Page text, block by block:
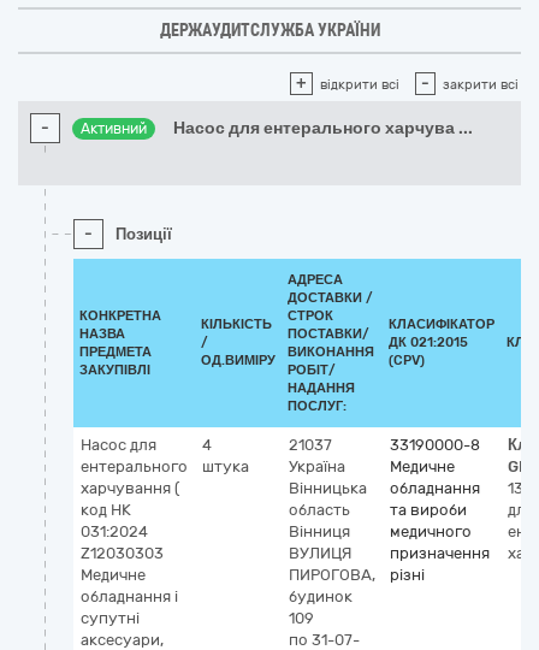
ДЕРЖАУДИТСЛУЖБА УКРАЇНИ
+ відкрити всі - закрити всі
- Активний Насос для ентерального харчува ...
- Позиції
КОНКРЕТНА
НАЗВА
ПРЕДМЕТА
ЗАКУПІВЛІ
КІЛЬКІСТЬ
/
ОД.ВИМІРУ
АДРЕСА
ДОСТАВКИ /
СТРОК
ПОСТАВКИ/
ВИКОНАННЯ
РОБІТ/
НАДАННЯ
ПОСЛУГ:
КЛАСИФІКАТОР
ДК 021:2015
(CPV)
Насос для
ентерального
харчування (
код НК
031:2024
Z12030303
Медичне
обладнання і
супутні
аксесуари,
4
штука
21037
Україна
Вінницька
область
Вінниця
ВУЛИЦЯ
ПИРОГОВА,
будинок
109
по 31-07-
33190000-8
Медичне
обладнання
та вироби
медичного
призначення
різні
для